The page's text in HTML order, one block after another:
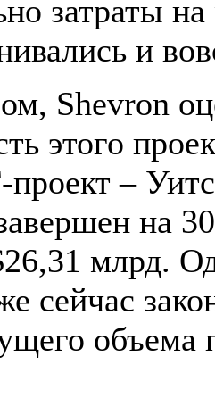
затраты
и
Shevron
этого
–
на
млрд.
сейчас
объема